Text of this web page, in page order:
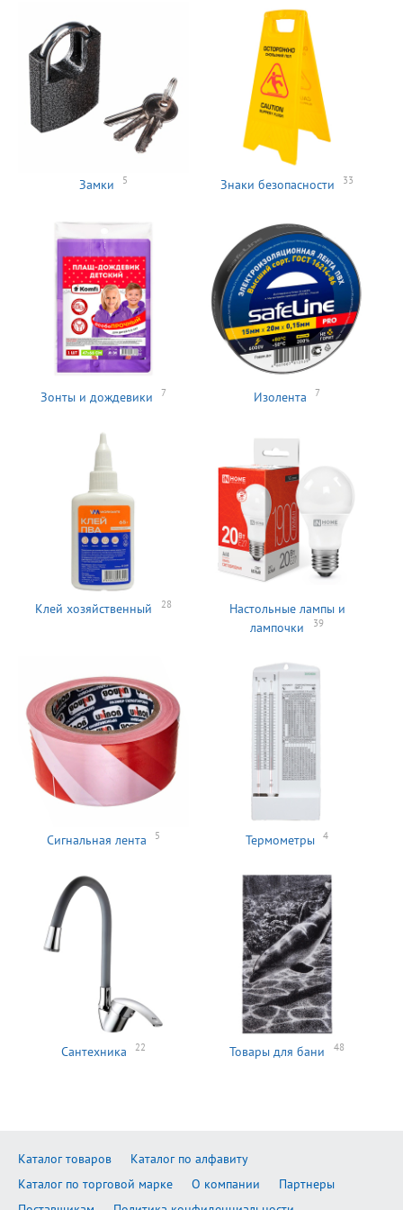
Замки 5 Знаки безопасности 33
Зонты и дождевики 7 Изолента 7
Клей хозяйственный 28
Настольные лампы и
лампочки
39
Сигнальная лента 5 Термометры 4
Сантехника 22 Товары для бани 48
Каталог товаров
Каталог по алфавиту
Каталог по торговой марке
О компании
Партнеры